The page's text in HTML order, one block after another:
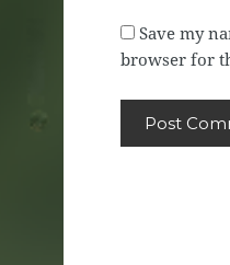
Save my
browser for